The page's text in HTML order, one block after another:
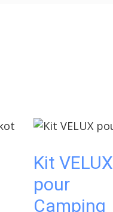
Kit VELUX
pour
Camping